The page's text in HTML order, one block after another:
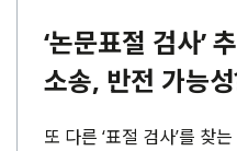
‘논문표절 검사’
소송, 반전 가능
또 다른 ‘표절 검사’를 찾